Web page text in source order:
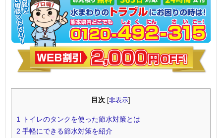
目次 [非表示]
1
トイレのタンクを使った節水対策とは
2 手軽にできる節水対策を紹介